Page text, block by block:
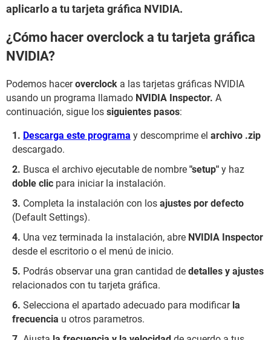
aplicarlo a tu tarjeta gráfica NVIDIA.
¿Cómo hacer overclock a tu tarjeta gráfica
NVIDIA?
Podemos haceroverclock a las tarjetas gráficas NVIDIA
usando un programa llamado NVIDIA Inspector. A
continuación, sigue los siguientes pasos:
Descarga este programa y descomprime el archivo .zip
descargado.
Busca el archivo ejecutable de nombre "setup" y haz
doble clic para iniciar la instalación.
Completa la instalación con los ajustes por defecto
(Default Settings).
Una vez terminada la instalación, abre NVIDIA Inspector
desde el escritorio o el menú de inicio.
Podrás observar una gran cantidad de detalles y ajustes
relacionados con tu tarjeta gráfica.
Selecciona el apartado adecuado para modificar la
frecuencia u otros parametros.